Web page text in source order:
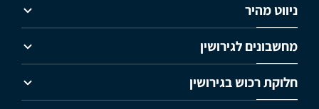
ניווט מהיר
מחשבונים לגירושין
חלוקת רכוש בגירושין